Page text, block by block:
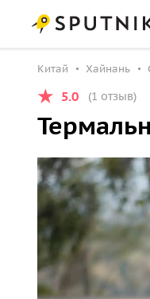
Китай Хайнань
5.0 (1 отзыв)